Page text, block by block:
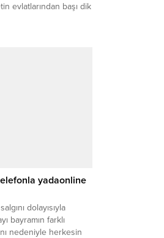
evlatlarından başı dik
istemeyenler
Kandil'e verdiği bu
yadaonline
dolayısıyla
bayramın farklı
nedeniyle herkesin